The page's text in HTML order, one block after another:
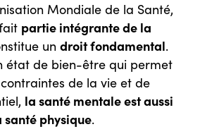
Mondiale de la Santé,
partie intégrante de la
un droit fondamental.
état de bien-être qui permet
de la vie et de
la santé mentale est aussi
physique.